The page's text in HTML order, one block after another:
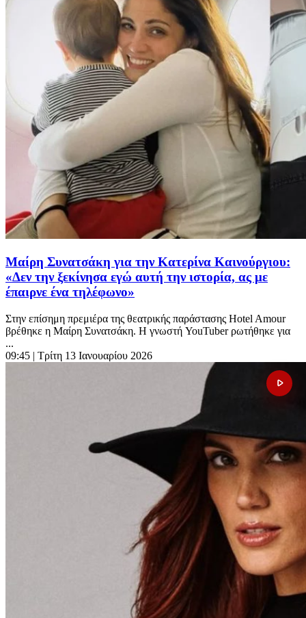
Μαίρη Συνατσάκη για την Κατερίνα Καινούργιου:
«Δεν την ξεκίνησα εγώ αυτή την ιστορία, ας με
έπαιρνε ένα τηλέφωνο»
Στην επίσημη πρεμιέρα της θεατρικής παράστασης Hotel Amour
βρέθηκε η Μαίρη Συνατσάκη. Η γνωστή YouTuber ρωτήθηκε για
...
09:45 | Τρίτη 13 Ιανουαρίου 2026